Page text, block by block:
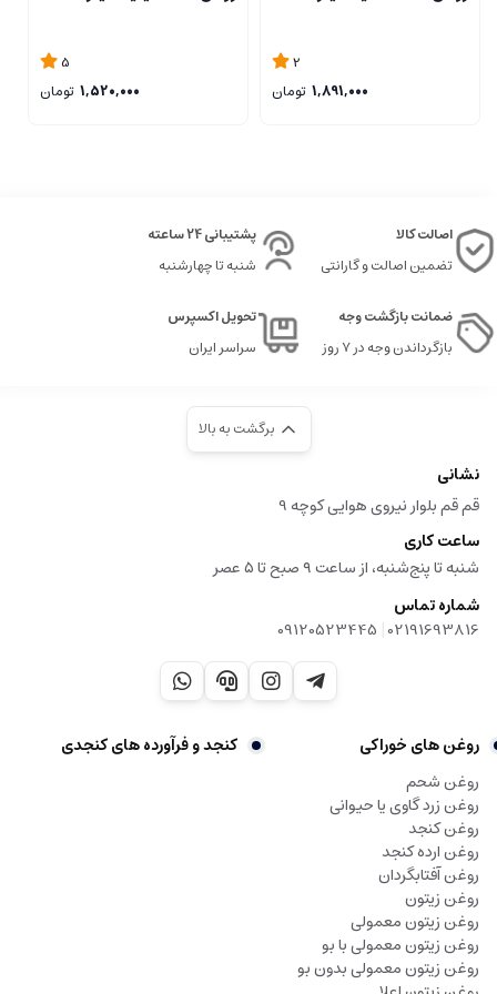
2
1,891,000 تومان
5
1,520,000 تومان
اصالت کالا
تضمین اصالت و گارانتی
پشتیبانی 24 ساعته
شنبه تا چهارشنبه
ضمانت بازگشت وجه
بازگرداندن وجه در ۷ روز
تحویل اکسپرس
سراسر ایران
برگشت به بالا
نشانی
قم قم بلوار نیروی هوایی کوچه 9
ساعت کاری
شنبه تا پنج‌شنبه، از ساعت ۹ صبح تا ۵ عصر
شماره تماس
02191693816
|
09120523445
روغن های خوراکی
روغن شحم
روغن زرد گاوی یا حیوانی
روغن کنجد
روغن ارده کنجد
روغن آفتابگردان
روغن زیتون
روغن زیتون معمولی
روغن زیتون معمولی با بو
روغن زیتون معمولی بدون بو
کنجد و فرآورده های کنجدی